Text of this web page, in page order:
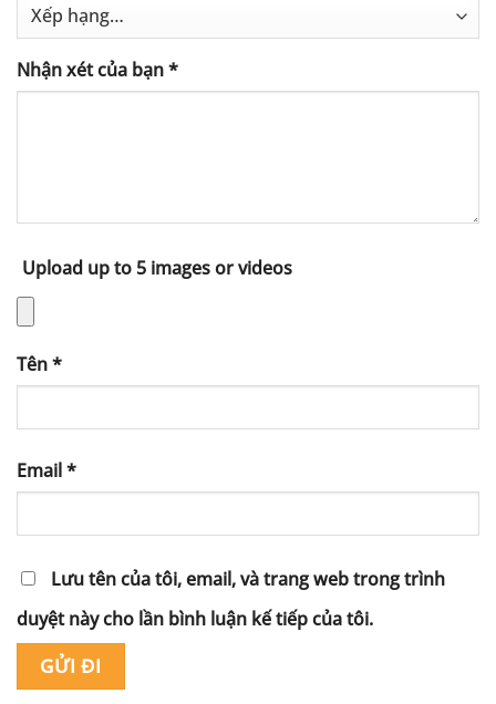
Nhận xét của bạn*
Upload up to 5 images or videos
Tên*
Email*
Lưu tên của tôi, email, và trang web trong trình
duyệt này cho lần bình luận kế tiếp của tôi.